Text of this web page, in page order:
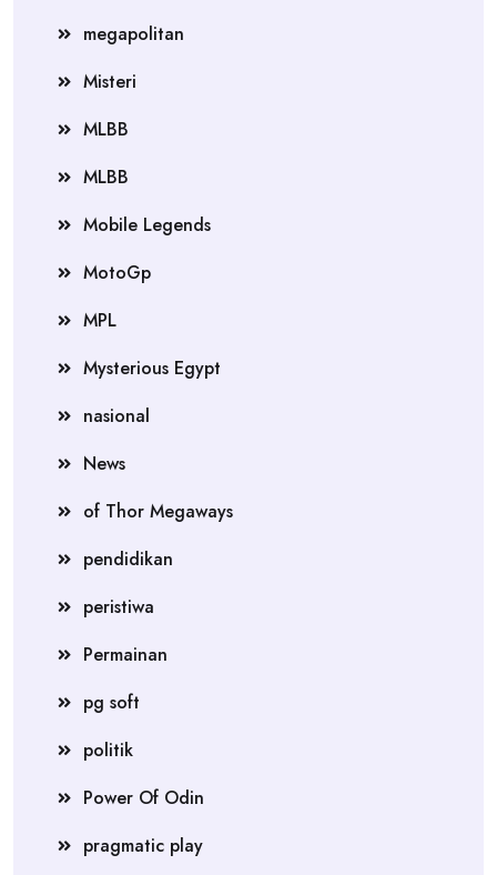
megapolitan
Misteri
MLBB
MLBB
Mobile Legends
MotoGp
MPL
Mysterious Egypt
nasional
News
of Thor Megaways
pendidikan
peristiwa
Permainan
pg soft
politik
Power Of Odin
pragmatic play